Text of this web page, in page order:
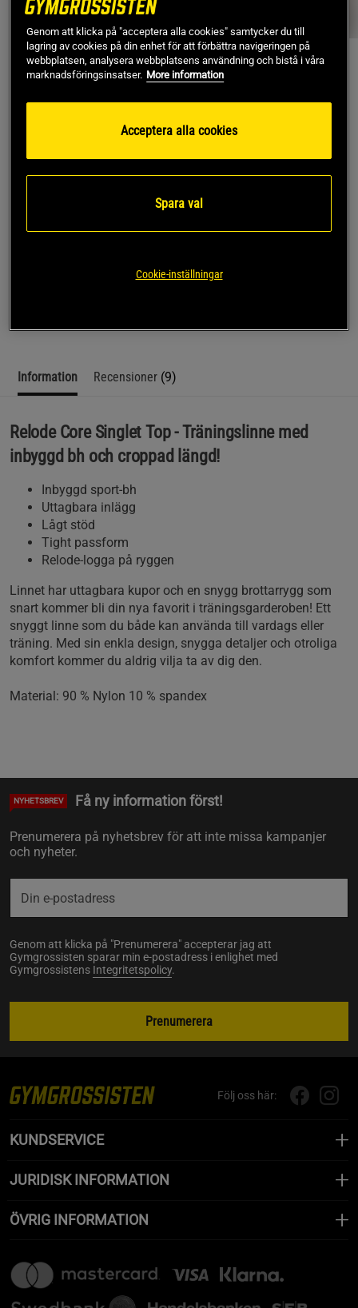
Produkt slut - notifiera mig via e-post
Denna produkt är tillfälligt slut i lager. Få en notifikation
när produkter åter finns i lager.
Relode Core Singlet Top - Träningslinne med inbyggd bh och
Information Recensioner (9)
Relode Core Singlet Top - Träningslinne med
inbyggd bh och croppad längd!
Inbyggd sport-bh
Uttagbara inlägg
Lågt stöd
Tight passform
Relode-logga på ryggen
Linnet har uttagbara kupor och en snygg brottarrygg som
snart kommer bli din nya favorit i träningsgarderoben! Ett
snyggt linne som du både kan använda till vardags eller
träning. Med sin enkla design, snygga detaljer och otroliga
komfort kommer du aldrig vilja ta av dig den.
Material: 90 % Nylon 10 % spandex
NYHETSBREV Få ny information först!
Prenumerera på nyhetsbrev för att inte missa kampanjer
och nyheter.
Genom att klicka på "Prenumerera" accepterar jag att
Gymgrossisten sparar min e-postadress i enlighet med
Gymgrossistens Integritetspolicy.
Prenumerera
Följ oss här:
KUNDSERVICE
JURIDISK INFORMATION
ÖVRIG INFORMATION
Genom att klicka på "acceptera alla cookies" samtycker du till
lagring av cookies på din enhet för att förbättra navigeringen på
webbplatsen, analysera webbplatsens användning och bistå i våra
marknadsföringsinsatser. More information
Acceptera alla cookies
Spara val
Cookie-inställningar